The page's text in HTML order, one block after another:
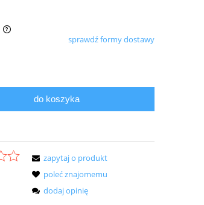
sprawdź formy dostawy
do koszyka
zapytaj o produkt
poleć znajomemu
dodaj opinię